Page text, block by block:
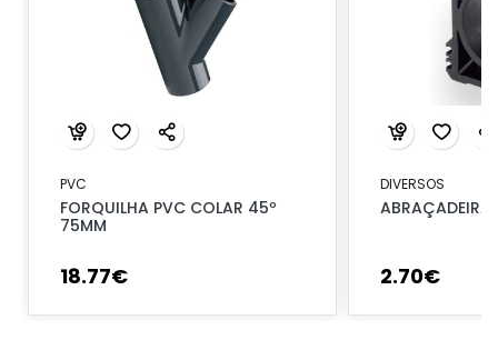
PVC
FORQUILHA PVC COLAR 45º
75MM
18.77€
DIVERSOS
ABRAÇADEIRA
2.70€